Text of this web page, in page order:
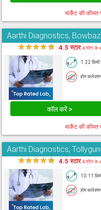
मार्केट की कीमत
Aarthi Diagnostics,
★★★★★ 4.5 स्टार4 रेटिंग के
1.22 किमी
होम
कॉल करें >
मार्केट की कीमत
Aarthi Diagnostics,
★★★★★ 4.5 स्टार4 रेटिंग के
10.11
होम